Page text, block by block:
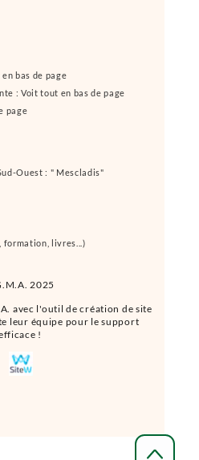
2025
avec l'outil de création de site
leur équipe pour le support
!
bas de page
: Voit tout en bas de page
page
Ouest : " Mescladis"
formation, livres...)